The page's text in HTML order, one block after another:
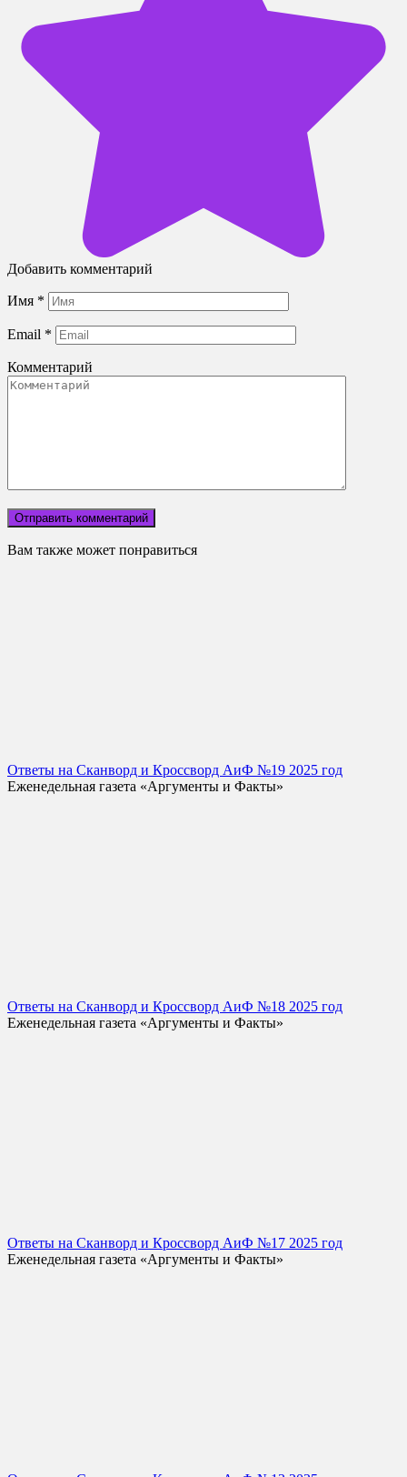
Добавить комментарий
Имя *
Email *
Комментарий
Вам также может понравиться
Ответы на Сканворд и Кроссворд АиФ №19 2025 год
Еженедельная газета «Аргументы и Факты»
Ответы на Сканворд и Кроссворд АиФ №18 2025 год
Еженедельная газета «Аргументы и Факты»
Ответы на Сканворд и Кроссворд АиФ №17 2025 год
Еженедельная газета «Аргументы и Факты»